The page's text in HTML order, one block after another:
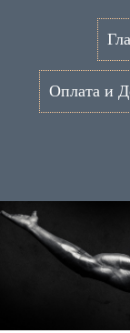
Оплата и